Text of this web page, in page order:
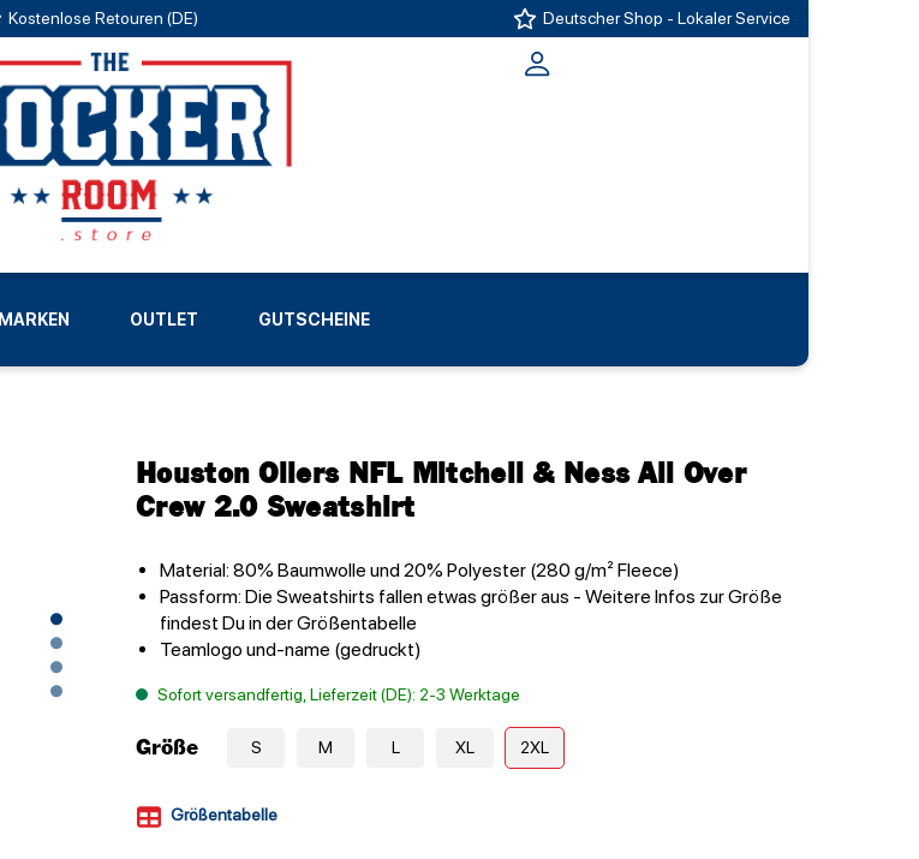
Kostenlose Retouren (DE) Deutscher Shop - Lokaler Service
MARKEN
LIGEN
OUTLET GUTSCHEINE
Houston Oilers NFL Mitchell & Ness All Over
Crew 2.0 Sweatshirt
Material: 80% Baumwolle und 20% Polyester (280 g/m² Fleece)
Passform: Die Sweatshirts fallen etwas größer aus - Weitere Infos zur Größe
findest Du in der Größentabelle
Teamlogo und-name (gedruckt)
Sofort versandfertig, Lieferzeit (DE): 2-3 Werktage
Größe S M L XL 2XL
Größentabelle